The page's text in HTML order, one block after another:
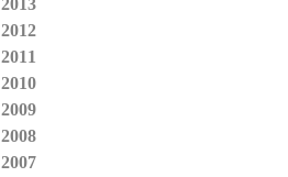
2013
2012
2011
2010
2009
2008
2007